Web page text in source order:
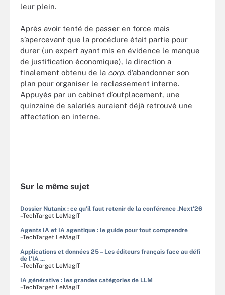
leur plein.
Après avoir tenté de passer en force mais
s’apercevant que la procédure était partie pour
durer (un expert ayant mis en évidence le manque
de justification économique), la direction a
finalement obtenu de la corp. d’abandonner son
plan pour organiser le reclassement interne.
Appuyés par un cabinet d’outplacement, une
quinzaine de salariés auraient déjà retrouvé une
affectation en interne.
Sur le même sujet
Dossier Nutanix : ce qu'il faut retenir de la conférence .Next'26
–TechTarget LeMagIT
Agents IA et IA agentique : le guide pour tout comprendre
–TechTarget LeMagIT
Applications et données 25 – Les éditeurs français face au défi
de l'IA ...
–TechTarget LeMagIT
IA générative : les grandes catégories de LLM
–TechTarget LeMagIT